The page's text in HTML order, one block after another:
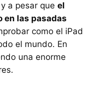
a pesar que el
en las pasadas
como el iPad
el mundo. En
una enorme